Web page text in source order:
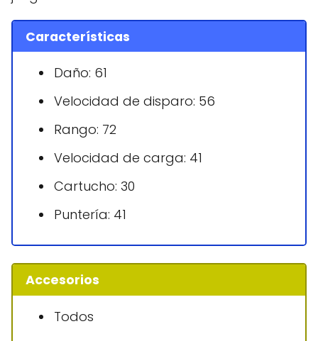
Características
Daño: 61
Velocidad de disparo: 56
Rango: 72
Velocidad de carga: 41
Cartucho: 30
Puntería: 41
Accesorios
Todos